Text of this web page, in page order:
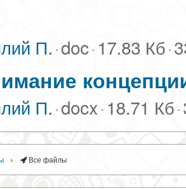
П.·doc·17.83 Кб·
П.·docx·18.71 Кб·
› Все файлы